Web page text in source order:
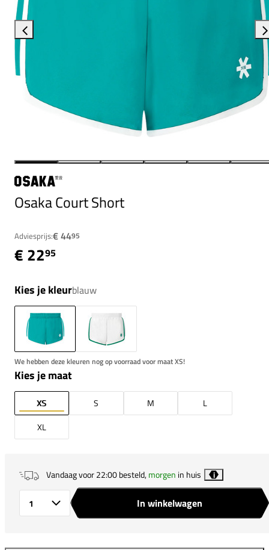
Osaka Court Short
Adviesprijs:€ 4495
€ 2295
Kies je kleurblauw
We hebben deze kleuren nog op voorraad voor maat XS!
Kies je maat
XS S M
L
XL
Vandaag voor 22:00 besteld,morgen in huis i
In winkelwagen